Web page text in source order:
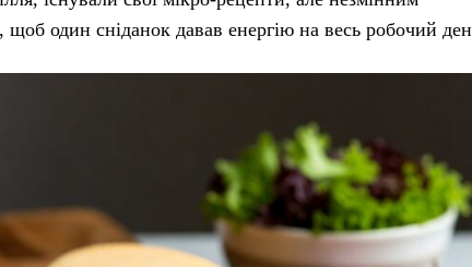
один сніданок давав енергію на весь робочий